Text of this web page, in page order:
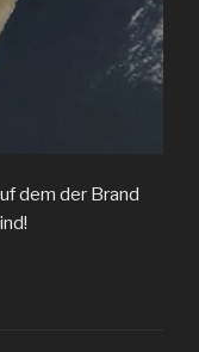
dem der Brand